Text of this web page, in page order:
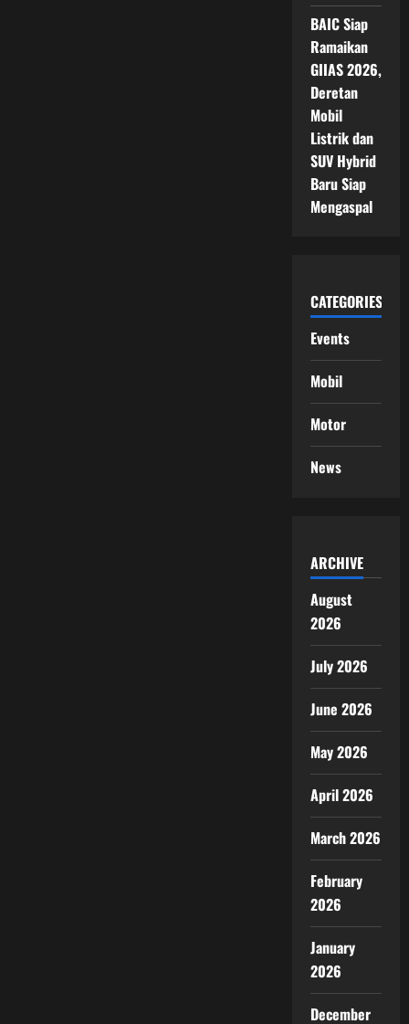
BAIC Siap
Ramaikan
GIIAS 2026,
Deretan
Mobil
Listrik dan
SUV Hybrid
Baru Siap
Mengaspal
CATEGORIES
Events
Mobil
Motor
News
ARCHIVE
August
2026
July 2026
June 2026
May 2026
April 2026
March 2026
February
2026
January
2026
December